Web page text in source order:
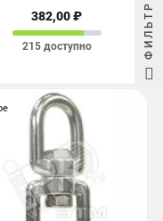
382,00 ₽
215 доступно ФИЛЬТР